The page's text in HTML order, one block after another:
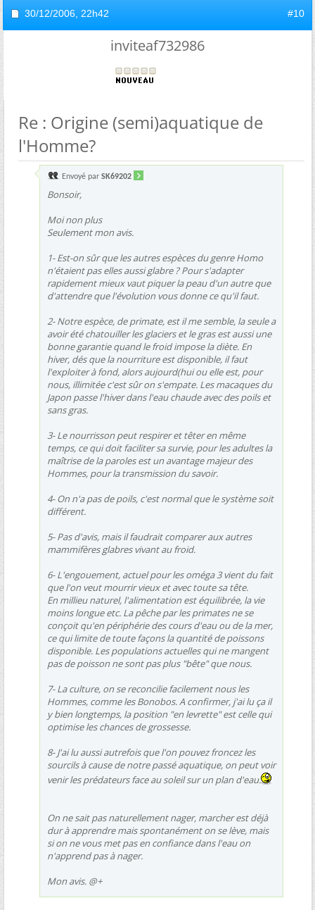
30/12/2006, 22h42 #10
inviteaf732986
Re : Origine (semi)aquatique de
l'Homme?
Envoyé par SK69202
Bonsoir,
Moi non plus
Seulement mon avis.
1- Est-on sûr que les autres espèces du genre Homo
n'étaient pas elles aussi glabre ? Pour s'adapter
rapidement mieux vaut piquer la peau d'un autre que
d'attendre que l'évolution vous donne ce qu'il faut.
2- Notre espèce, de primate, est il me semble, la seule a
avoir été chatouiller les glaciers et le gras est aussi une
bonne garantie quand le froid impose la diète. En
hiver, dés que la nourriture est disponible, il faut
l'exploiter à fond, alors aujourd(hui ou elle est, pour
nous, illimitée c'est sûr on s'empate. Les macaques du
Japon passe l'hiver dans l'eau chaude avec des poils et
sans gras.
3- Le nourrisson peut respirer et têter en même
temps, ce qui doit faciliter sa survie, pour les adultes la
maîtrise de la paroles est un avantage majeur des
Hommes, pour la transmission du savoir.
4- On n'a pas de poils, c'est normal que le système soit
différent.
5- Pas d'avis, mais il faudrait comparer aux autres
mammifères glabres vivant au froid.
6- L'engouement, actuel pour les oméga 3 vient du fait
que l'on veut mourrir vieux et avec toute sa tête.
En millieu naturel, l'alimentation est équilibrée, la vie
moins longue etc. La pêche par les primates ne se
conçoit qu'en périphérie des cours d'eau ou de la mer,
ce qui limite de toute façons la quantité de poissons
disponible. Les populations actuelles qui ne mangent
pas de poisson ne sont pas plus "bête" que nous.
7- La culture, on se reconcilie facilement nous les
Hommes, comme les Bonobos. A confirmer, j'ai lu ça il
y bien longtemps, la position "en levrette" est celle qui
optimise les chances de grossesse.
8- J'ai lu aussi autrefois que l'on pouvez froncez les
sourcils à cause de notre passé aquatique, on peut voir
venir les prédateurs face au soleil sur un plan d'eau.
On ne sait pas naturellement nager, marcher est déjà
dur à apprendre mais spontanément on se lève, mais
si on ne vous met pas en confiance dans l'eau on
n'apprend pas à nager.
Mon avis. @+